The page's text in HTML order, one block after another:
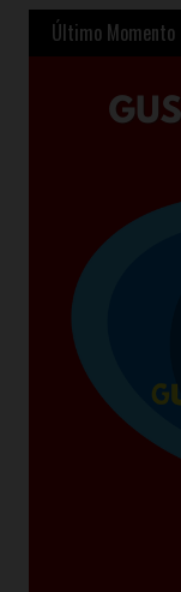
Último Momento
plantar 6.6 millones de